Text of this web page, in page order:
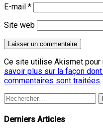
E-mail *
Site web
Ce site utilise Akismet
savoir plus sur la façon
commentaires sont traitées.
Rechercher :
Derniers Articles